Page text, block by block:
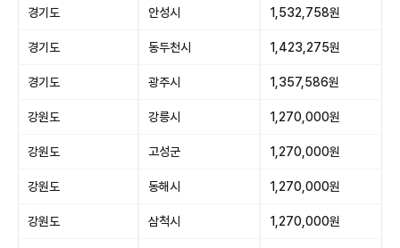
경기도 안성시 1,532,758원
경기도 동두천시 1,423,275원
경기도 광주시 1,357,586원
강원도 강릉시 1,270,000원
강원도 고성군 1,270,000원
강원도 동해시 1,270,000원
강원도 삼척시 1,270,000원